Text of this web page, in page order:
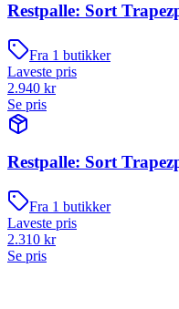
Restpalle: Sort
Fra 1 butikker
Laveste pris
2.940 kr
Se pris
Restpalle: Sort
Fra 1 butikker
Laveste pris
2.310 kr
Se pris